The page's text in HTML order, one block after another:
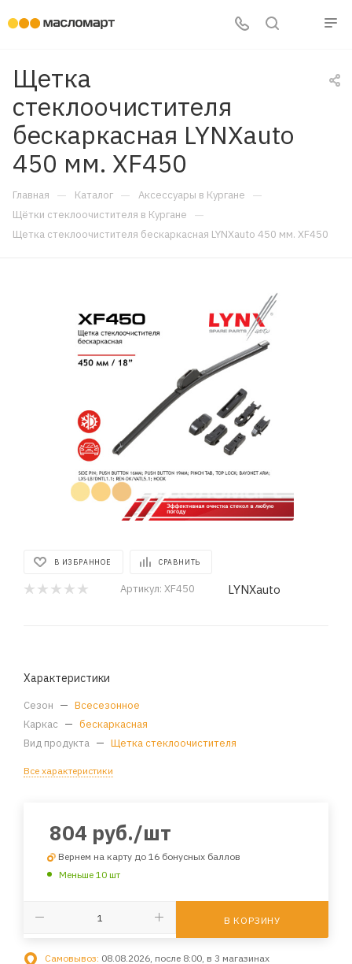
Щетка
стеклоочистителя
бескаркасная LYNXauto
450 мм. XF450
Главная — Каталог — Аксессуары в Кургане —
Щётки стеклоочистителя в Кургане —
Щетка стеклоочистителя бескаркасная LYNXauto 450 мм. XF450
В ИЗБРАННОЕ СРАВНИТЬ
Артикул: XF450 LYNXauto
Характеристики
Сезон — Всесезонное
Каркас — бескаркасная
Вид продукта — Щетка стеклоочистителя
Все характеристики
804 руб./шт
Вернем на карту до 16 бонусных баллов
Меньше 10 шт
В КОРЗИНУ
Самовывоз: 08.08.2026, после 8:00, в 3 магазинах